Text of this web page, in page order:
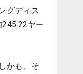
グディス
ヤー
かも、そ